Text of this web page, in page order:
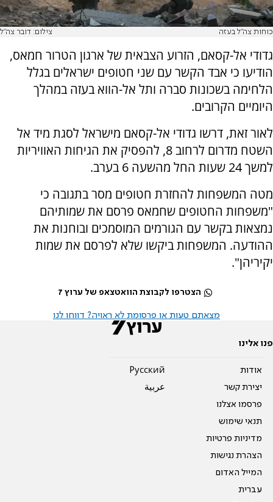
כוחות צה"ל בעזה צילום: דובר צה"ל
גדודי אל-קסאם, הזרוע הצבאית של ארגון הטרור חמאס,
הודיעו כי אבד הקשר עם שני חטופים ישראלים בגלל
הלחימה בשכונות סברה ותל אל-הווא בעזה במהלך
היומיים הקרובים.
לאור זאת, דרשו גדודי אל-קסאם מישראל לסגת מיד אל
השטח מדרום לרחוב 8, להפסיק את הגיחות האוויריות
למשך 24 שעות החל מהשעה 6 בערב.
מטה המשפחות להחזרת חטופים מסר בתגובה כי
"משפחות החטופים שחמאס פרסם את שמותיהם
נמצאות בקשר עם הגורמים המוסמכים ובוחנות את
ההודעה. המשפחות ביקשו שלא לפרסם את שמות
יקיריהן".
הצטרפו לקבוצת הוואטצאפ של ערוץ 7
מצאתם טעות או פרסומת לא ראויה? דווחו לנו
פנו אלינו
אודות
יצירת קשר
פרסמו אצלנו
תנאי שימוש
מדיניות פרטיות
הצהרת נגישות
המייל האדום
עברית
Pусский
عربية